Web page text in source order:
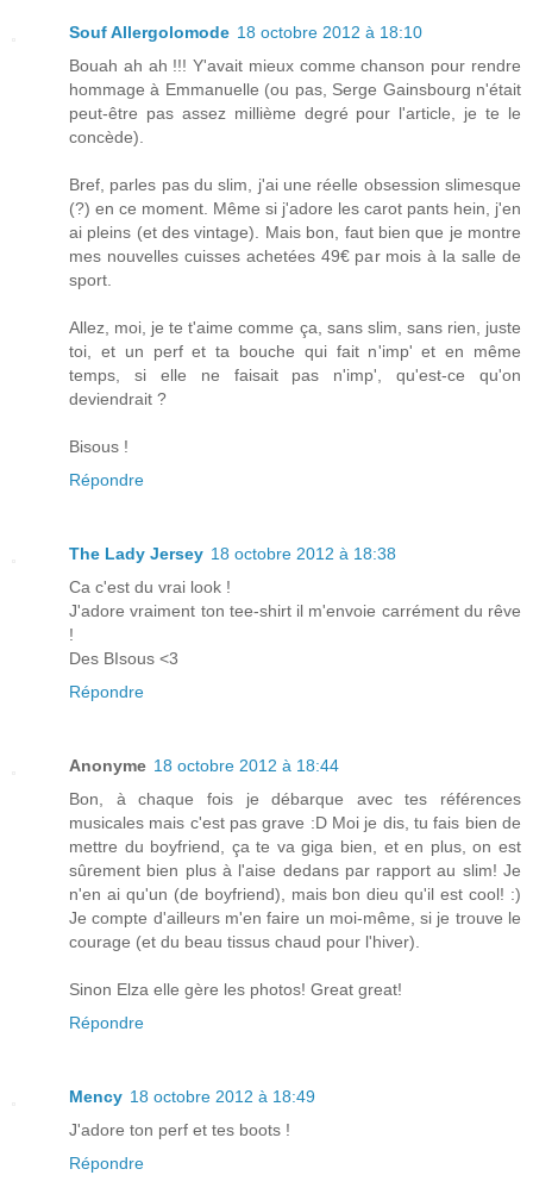
Souf Allergolomode 18 octobre 2012 à 18:10
Bouah ah ah !!! Y'avait mieux comme chanson pour rendre
hommage à Emmanuelle (ou pas, Serge Gainsbourg n'était
peut-être pas assez millième degré pour l'article, je te le
concède).
Bref, parles pas du slim, j'ai une réelle obsession slimesque
(?) en ce moment. Même si j'adore les carot pants hein, j'en
ai pleins (et des vintage). Mais bon, faut bien que je montre
mes nouvelles cuisses achetées 49€ par mois à la salle de
sport.
Allez, moi, je te t'aime comme ça, sans slim, sans rien, juste
toi, et un perf et ta bouche qui fait n'imp' et en même
temps, si elle ne faisait pas n'imp', qu'est-ce qu'on
deviendrait ?
Bisous !
Répondre
The Lady Jersey 18 octobre 2012 à 18:38
Ca c'est du vrai look !
J'adore vraiment ton tee-shirt il m'envoie carrément du rêve
!
Des BIsous <3
Répondre
Anonyme 18 octobre 2012 à 18:44
Bon, à chaque fois je débarque avec tes références
musicales mais c'est pas grave :D Moi je dis, tu fais bien de
mettre du boyfriend, ça te va giga bien, et en plus, on est
sûrement bien plus à l'aise dedans par rapport au slim! Je
n'en ai qu'un (de boyfriend), mais bon dieu qu'il est cool! :)
Je compte d'ailleurs m'en faire un moi-même, si je trouve le
courage (et du beau tissus chaud pour l'hiver).
Sinon Elza elle gère les photos! Great great!
Répondre
Mency 18 octobre 2012 à 18:49
J'adore ton perf et tes boots !
Répondre